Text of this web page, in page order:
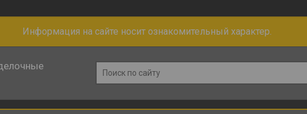
Информация на сайте носит ознакомительный характер.